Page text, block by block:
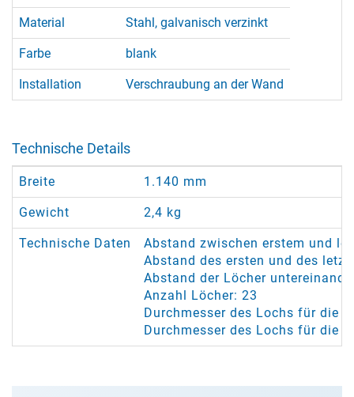
Material Stahl, galvanisch verzinkt
Farbe blank
Installation Verschraubung an der Wand
Technische Details
Breite 1.140 mm
Gewicht 2,4 kg
Technische Daten
Abstand zwischen erstem und
Abstand des ersten und des
Abstand der Löcher
Anzahl Löcher: 23
Durchmesser des Lochs für die
Durchmesser des Lochs für die